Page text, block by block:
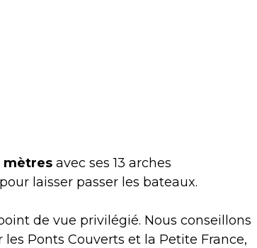
mètres avec ses 13 arches
laisser passer les bateaux.
de vue privilégié. Nous conseillons
Ponts Couverts et la Petite France,